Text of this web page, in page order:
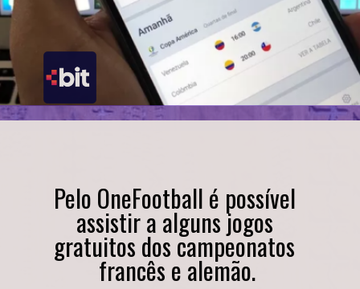
Pelo OneFootball é possível
assistir a alguns jogos
gratuitos dos campeonatos
francês e alemão.